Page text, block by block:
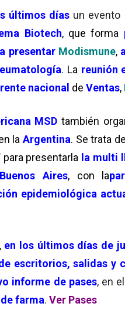
últimos días un evento
Biotech, que forma
presentar Modismune,
. La reunión
nacional de Ventas,
MSDtambién
la Argentina. Se trata
para presentarla la multi
Aires, con la
epidemiológica
en los últimos días de
escritorios, salidas y
informe de pases, en
farma. Ver Pases